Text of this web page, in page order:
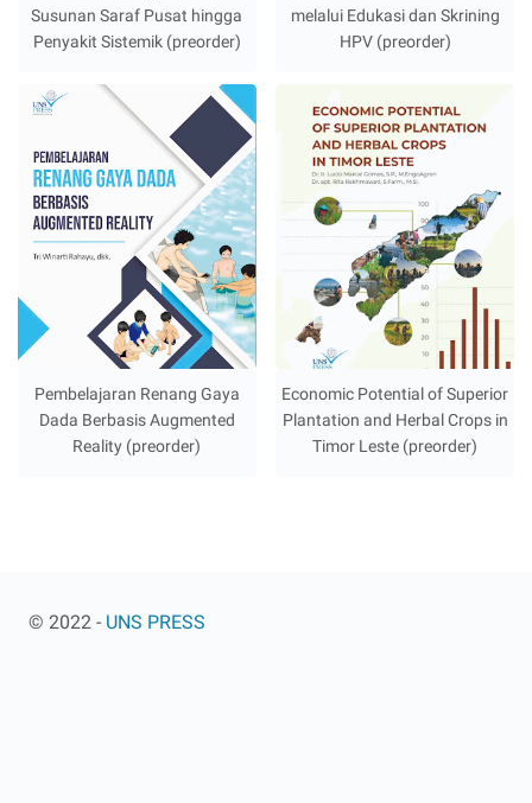
Susunan Saraf Pusat hingga
Penyakit Sistemik (preorder)
melalui Edukasi dan Skrining
HPV (preorder)
Pembelajaran Renang Gaya
Dada Berbasis Augmented
Reality (preorder)
Economic Potential of Superior
Plantation and Herbal Crops in
Timor Leste (preorder)
© 2022 - UNS PRESS